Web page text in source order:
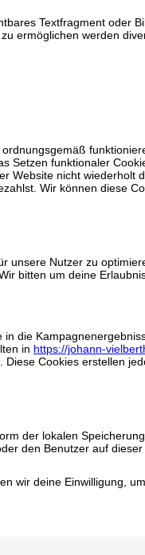
Textfragment oder
ermöglichen werden
Setzen funktionaler
Website nicht wiederholt
Wir können diese
unsere Nutzer zu
bitten um deine
die
in https://johann-
Cookies erstellen
der lokalen
den Benutzer auf
wir deine Einwilligung,